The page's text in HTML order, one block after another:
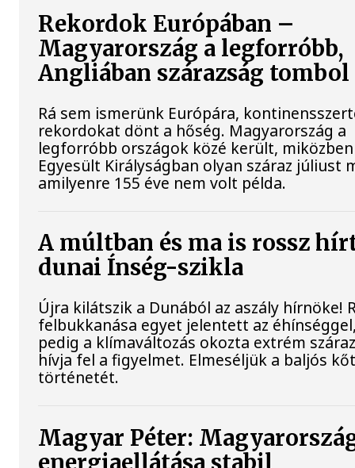
Rekordok Európában –
Magyarország a legforróbb,
Angliában szárazság tombol
Rá sem ismerünk Európára,
rekordokat dönt a hőség. Magyarország a
legforróbb országok közé került,
Egyesült Királyságban olyan száraz júliust
amilyenre 155 éve nem volt példa.
A múltban és ma is rossz
dunai Ínség-szikla
Újra kilátszik a Dunából az aszály hírnöke!
felbukkanása egyet jelentett az
pedig a klímaváltozás okozta extrém
hívja fel a figyelmet. Elmeséljük a baljós
történetét.
Magyar Péter: